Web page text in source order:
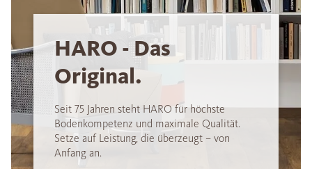
HARO - Das
Original.
Seit 75 Jahren steht HARO für höchste
Bodenkompetenz und maximale Qualität.
Setze auf Leistung, die überzeugt – von
Anfang an.